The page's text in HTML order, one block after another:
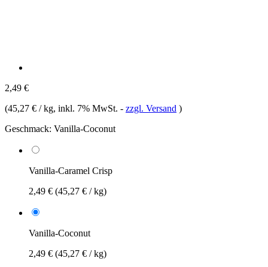
2,49 €
(45,27 € / kg, inkl. 7% MwSt. - zzgl. Versand )
Geschmack: Vanilla-Coconut
Vanilla-Caramel Crisp
2,49 € (45,27 € / kg)
Vanilla-Coconut
2,49 € (45,27 € / kg)